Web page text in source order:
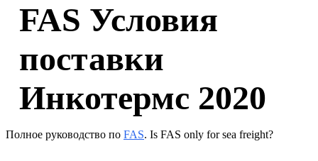
FAS Условия
поставки
Инкотермс 2020
Полное руководство по FAS. Is FAS only for sea freight?